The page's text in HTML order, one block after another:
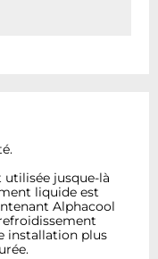
jusque-là
liquide est
Alphacool
installation plus